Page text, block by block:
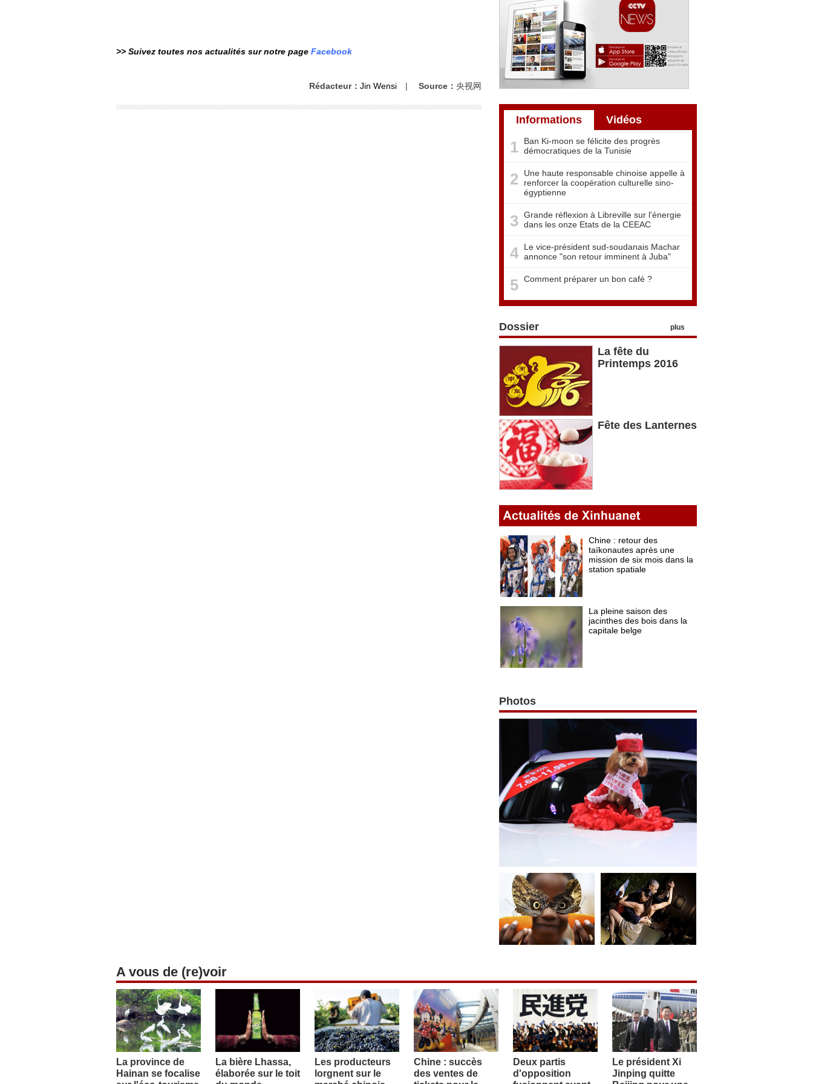
>> Suivez toutes nos actualités sur notre page Facebook
Rédacteur： Jin Wensi | Source： 央视网
Informations Vidéos
1
Ban Ki-moon se félicite des progrès
démocratiques de la Tunisie
2
Une haute responsable chinoise appelle à
renforcer la coopération culturelle sino-
égyptienne
3 Grande réflexion à Libreville sur l'énergie
dans les onze Etats de la CEEAC
4
Le vice-président sud-soudanais Machar
annonce "son retour imminent à Juba"
5 Comment préparer un bon café ?
Dossier plus
La fête du
Printemps 2016
Fête des Lanternes
Photos
A vous de (re)voir
La province de
Hainan se focalise
La bière Lhassa,
élaborée sur le toit
Les producteurs
lorgnent sur le
Chine : succès
des ventes de
Deux partis
d'opposition
Le président Xi
Jinping quitte